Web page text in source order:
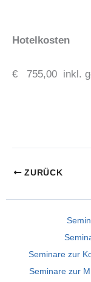
Hotelkosten
€ 755,00 inkl.
ZURÜCK
Seminare zur
Seminare zur